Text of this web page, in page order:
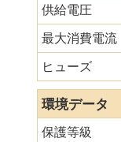
供給電圧
最大消費電流
ヒューズ
環境データ
保護等級